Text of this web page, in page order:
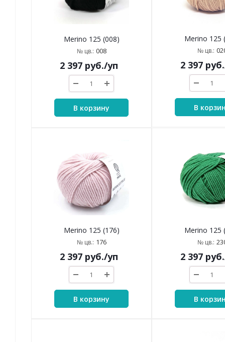
Merino 125 (008)
№ цв.: 008
2 397 руб./уп
В корзину
Merino 125
№ цв.:
2 397 руб.
В
Merino 125 (176)
№ цв.: 176
2 397 руб./уп
В корзину
Merino 125
№ цв.:
2 397 руб.
В